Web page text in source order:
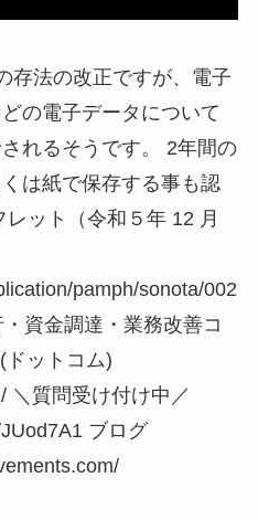
存法の改正ですが、電子
の電子データについて
れるそうです。 2年間の
は紙で保存する事も認
ット（令和５年 12 月
pamph/sonota/002
資金調達・業務改善コ
ットコム)
＼質問受け付け中／
ブログ